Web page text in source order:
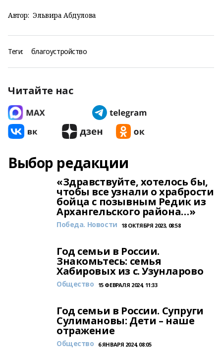
Автор: Эльвира Абдулова
Теги: благоустройство
Читайте нас
Выбор редакции
«Здравствуйте, хотелось бы,
чтобы все узнали о храбрости
бойца с позывным Редик из
Архангельского района…»
Победа. Новости 18 ОКТЯБРЯ 2023, 08:58
Год семьи в России.
Знакомьтесь: семья
Хабировых из с. Узунларово
Общество 15 ФЕВРАЛЯ 2024, 11:33
Год семьи в России. Супруги
Сулимановы: Дети – наше
отражение
Общество 6 ЯНВАРЯ 2024, 08:05